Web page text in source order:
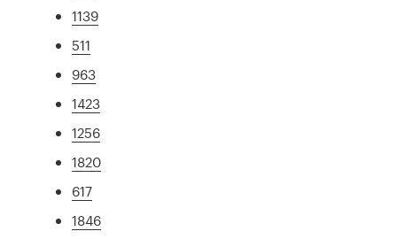
1139
511
963
1423
1256
1820
617
1846